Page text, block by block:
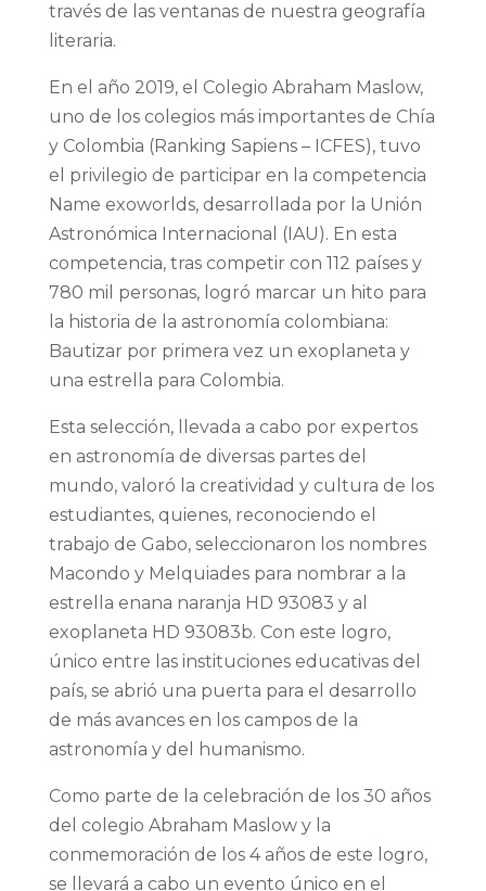
través de las ventanas de nuestra geografía
literaria.
En el año 2019, el Colegio Abraham Maslow,
uno de los colegios más importantes de Chía
y Colombia (Ranking Sapiens – ICFES), tuvo
el privilegio de participar en la competencia
Name exoworlds, desarrollada por la Unión
Astronómica Internacional (IAU). En esta
competencia, tras competir con 112 países y
780 mil personas, logró marcar un hito para
la historia de la astronomía colombiana:
Bautizar por primera vez un exoplaneta y
una estrella para Colombia.
Esta selección, llevada a cabo por expertos
en astronomía de diversas partes del
mundo, valoró la creatividad y cultura de los
estudiantes, quienes, reconociendo el
trabajo de Gabo, seleccionaron los nombres
Macondo y Melquiades para nombrar a la
estrella enana naranja HD 93083 y al
exoplaneta HD 93083b. Con este logro,
único entre las instituciones educativas del
país, se abrió una puerta para el desarrollo
de más avances en los campos de la
astronomía y del humanismo.
Como parte de la celebración de los 30 años
del colegio Abraham Maslow y la
conmemoración de los 4 años de este logro,
se llevará a cabo un evento único en el